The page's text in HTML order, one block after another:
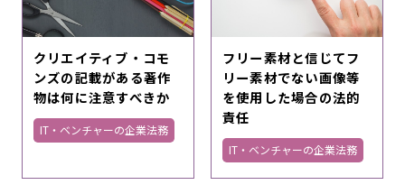
クリエイティブ・コモ
ンズの記載がある著作
物は何に注意すべきか
IT・ベンチャーの企業法務
フリー素材と信じてフ
リー素材でない画像等
を使用した場合の法的
責任
IT・ベンチャーの企業法務